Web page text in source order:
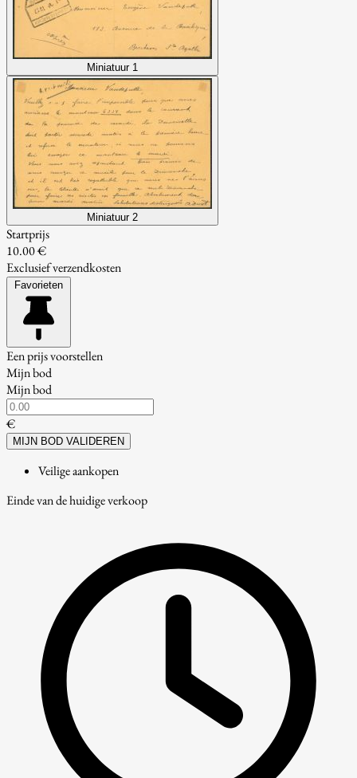
Miniatuur 1
Miniatuur 2
Startprijs
10.00 €
Exclusief verzendkosten
Favorieten
Een prijs voorstellen
Mijn bod
Mijn bod
€
MIJN BOD VALIDEREN
Veilige aankopen
Einde van de huidige verkoop